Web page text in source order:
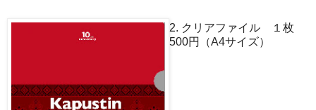
2. クリアファイル １枚
500円（A4サイズ）